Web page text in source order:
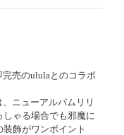
完売のululaとのコラボ
ニューアルバムリリ
ゃる場合でも邪魔に
飾がワンポイント